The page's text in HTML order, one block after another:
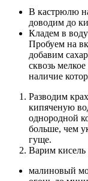
В кастрюлю
доводим до
Кладем в
Пробуем на
добавим
сквозь
наличие
Разводим
кипяченую
однородной
больше, чем
гуще.
Варим кисель
малиновый